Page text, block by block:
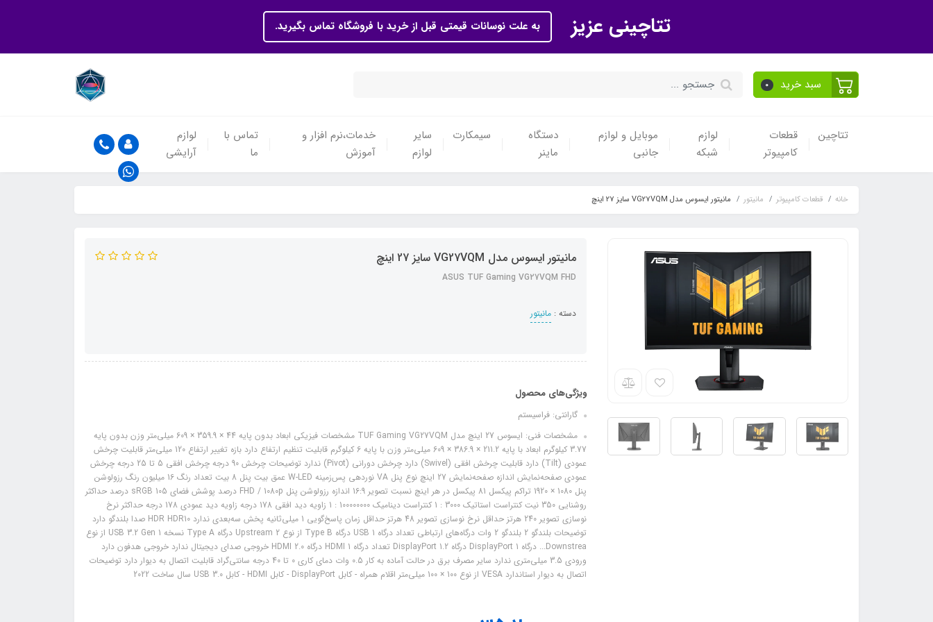
تتاچینی عزیز به علت نوسانات قیمتی قبل از خرید با فروشگاه تماس بگیرید.
سبد خرید 0
تتاچین
قطعات
کامپیوتر
لوازم
شبکه
موبایل و لوازم
جانبی
دستگاه
ماینر
سیمکارت
سایر
لوازم
خدمات،نرم افزار و
آموزش
تماس با
ما
لوازم
آرایشی
خانه قطعات کامپیوتر مانیتور مانیتور ایسوس مدل VG27VQM سایز 27 اینچ
مانیتور ایسوس مدل VG27VQM سایز 27 اینچ
ASUS TUF Gaming VG27VQM FHD
دسته : مانیتور
ویژگی‌های محصول
گارانتی: فراسیستم
مشخصات فنی: ایسوس 27 اینچ مدل TUF Gaming VG27VQM مشخصات فیزیکی ابعاد بدون پایه 44 × 359.9 × 609 میلی‌متر وزن بدون پایه
3.77 کیلوگرم ابعاد با پایه 211.2 × 386.9 × 609 میلی‌متر وزن با پایه 6 کیلوگرم قابلیت تنظیم ارتفاع دارد بازه تغییر ارتفاع 120 میلی‌متر قابلیت چرخش
عمودی (Tilt) دارد قابلیت چرخش افقی (Swivel) دارد چرخش دورانی (Pivot) ندارد توضیحات چرخش 90 درجه چرخش افقی 5 تا 25 درجه چرخش
عمودی صفحه‌نمایش اندازه صفحه‌نمایش 27 اینچ نوع پنل VA نوردهی پس‌زمینه W-LED عمق بیت پنل 8 بیت تعداد رنگ 16 میلیون رنگ رزولوشن
پنل 1080 × 1920 تراکم پیکسل 81 پیکسل در هر اینچ نسبت تصویر 16:9 اندازه رزولوشن پنل FHD / 1080p درصد پوشش فضای sRGB 105 درصد حداکثر
روشنایی 350 نیت کنتراست استاتیک 3000 : 1 کنتراست دینامیک 100000000 : 1 زاویه دید افقی 178 درجه زاویه دید عمودی 178 درجه حداکثر نرخ
نوسازی تصویر 240 هرتز حداقل نرخ نوسازی تصویر 48 هرتز حداقل زمان پاسخ‌گویی 1 میلی‌ثانیه پخش سه‌بعدی ندارد HDR HDR10 صدا بلندگو دارد
توضیحات بلندگو 2 بلندگو 2 وات درگاه‌های ارتباطی تعداد درگاه USB 1 درگاه Type B از نوع Upstream 2 درگاه Type A نسخه USB 3.2 Gen 1 از نوع
Downstrea... درگاه DisplayPort 1 درگاه DisplayPort 1.2 تعداد درگاه HDMI 1 درگاه HDMI 2.0 خروجی صدای دیجیتال ندارد خروجی هدفون دارد
ورودی 3.5 میلی‌متری ندارد سایر مصرف برق در حالت آماده به کار 0.5 وات دمای کاری 0 تا 40 درجه سانتی‌‌گراد قابلیت اتصال به دیوار دارد توضیحات
اتصال به دیوار استاندارد VESA از نوع 100 × 100 میلی‌متر اقلام همراه - کابل DisplayPort - کابل HDMI - کابل USB 3.0 سال ساخت 2022